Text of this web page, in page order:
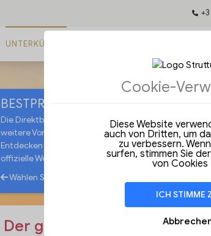
UNTERKÜNFTE
BESTPREIS-GARANTIE
Die Direktbuchung bietet Ihnen Zugang zu
weitere Vorteile im l'Hotel.
Entdecken Sie einmalige Angebote und exklusive
offizielle Website!
Wählen Sie das Datum, um loszulegen
Der gewählte Zeitraum ist
Cookie-
Diese Website
auch von Dritten, um
zu verbessern.
surfen, stimmen Sie
von Cookies
ICH STIMME